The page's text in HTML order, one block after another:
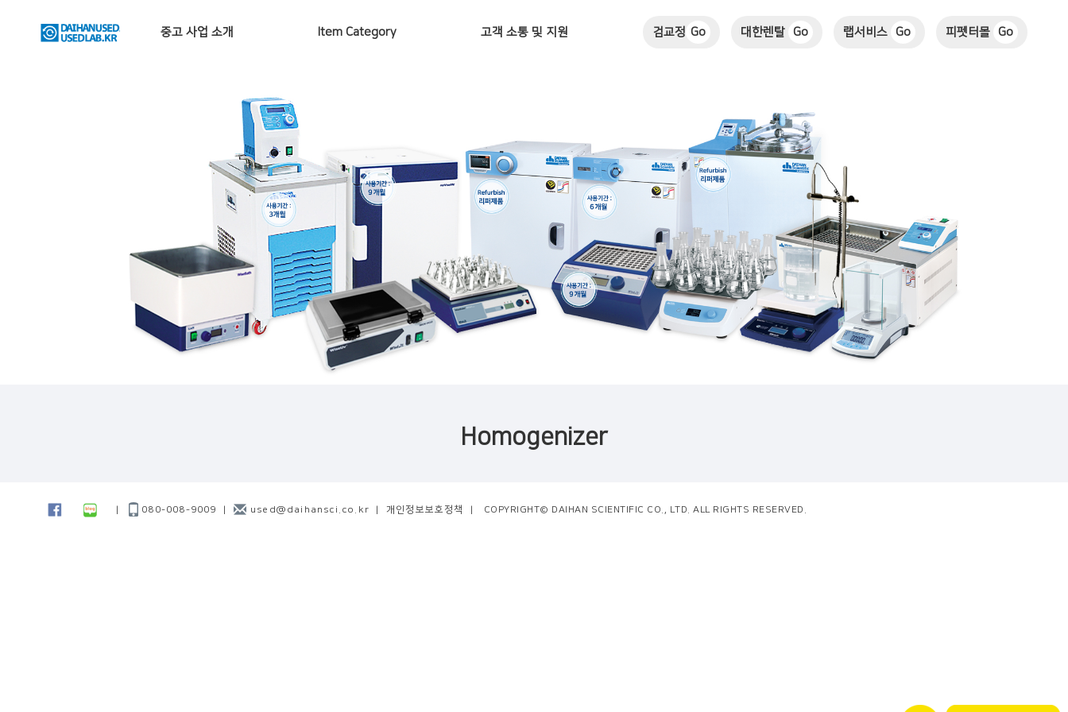
검교정 Go 대한렌탈 Go 랩서비스 Go 피펫터몰 Go
중고 사업 소개 Item Category 고객 소통 및 지원
Homogenizer
080-008-9009 used@daihansci.co.kr 개인정보보호정책 COPYRIGHT© DAIHAN SCIENTIFIC CO., LTD. ALL RIGHTS RESERVED.